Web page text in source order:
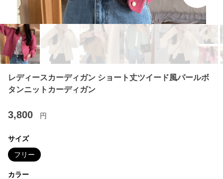
レディースカーディガン ショート丈ツイード風パールボ
タンニットカーディガン
3,800 円
サイズ
フリー
カラー